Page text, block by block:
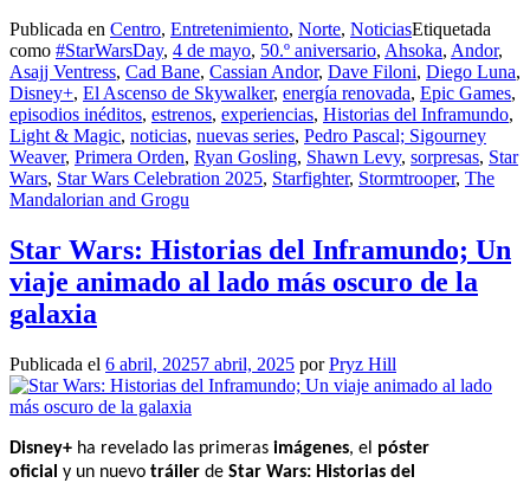
Publicada en Centro, Entretenimiento, Norte, NoticiasEtiquetada
como #StarWarsDay, 4 de mayo, 50.º aniversario, Ahsoka, Andor,
Asajj Ventress, Cad Bane, Cassian Andor, Dave Filoni, Diego Luna,
Disney+, El Ascenso de Skywalker, energía renovada, Epic Games,
episodios inéditos, estrenos, experiencias, Historias del Inframundo,
Light & Magic, noticias, nuevas series, Pedro Pascal; Sigourney
Weaver, Primera Orden, Ryan Gosling, Shawn Levy, sorpresas, Star
Wars, Star Wars Celebration 2025, Starfighter, Stormtrooper, The
Mandalorian and Grogu
Star Wars: Historias del Inframundo; Un
viaje animado al lado más oscuro de la
galaxia
Publicada el 6 abril, 20257 abril, 2025 porPryz Hill
Disney+ ha revelado las primeras imágenes, el póster
oficial y un nuevo tráiler de Star Wars: Historias del